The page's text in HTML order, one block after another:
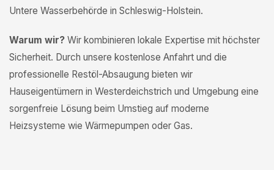
Untere Wasserbehörde in Schleswig-Holstein.
Warum wir? Wir kombinieren lokale Expertise mit höchster
Sicherheit. Durch unsere kostenlose Anfahrt und die
professionelle Restöl-Absaugung bieten wir
Hauseigentümern in Westerdeichstrich und Umgebung eine
sorgenfreie Lösung beim Umstieg auf moderne
Heizsysteme wie Wärmepumpen oder Gas.